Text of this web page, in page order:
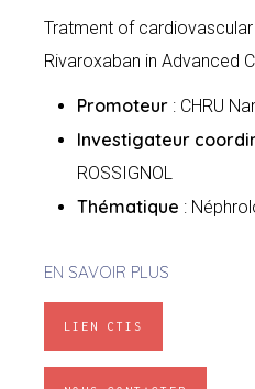
Tratment of
Rivaroxaban in Advanced
Promoteur : CHRU
Investigateur
ROSSIGNOL
Thématique :
EN SAVOIR PLUS
LIEN CTIS